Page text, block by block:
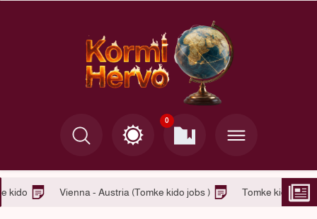
0
Vienna - Austria (Tomke kido
Jobs in Belgium – Tomke kido